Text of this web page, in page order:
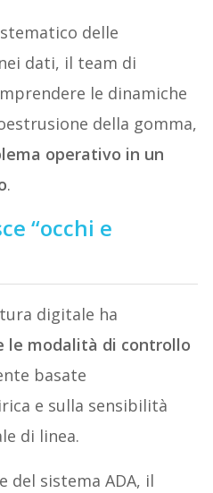
delle
dati, il team di
le dinamiche
della gomma,
operativo in un
.
“occhi e
digitale ha
le modalità di controllo
basate
e sulla sensibilità
di linea.
del sistema ADA, il